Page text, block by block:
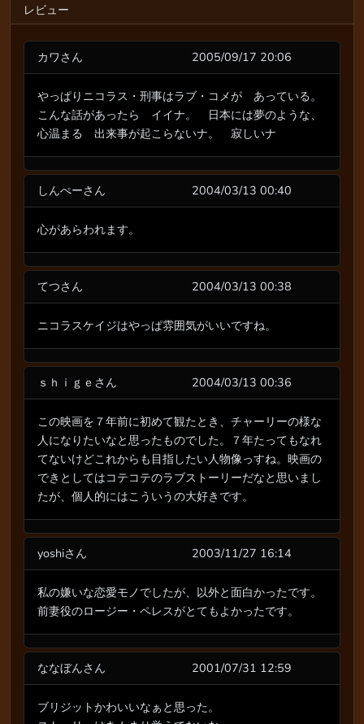
レビュー
カワさん 2005/09/17 20:06
やっぱりニコラス・刑事はラブ・コメが あっている。
こんな話があったら イイナ。 日本には夢のような、
心温まる 出来事が起こらないナ。 寂しいナ
しんぺーさん 2004/03/13 00:40
心があらわれます。
てつさん 2004/03/13 00:38
ニコラスケイジはやっぱ雰囲気がいいですね。
ｓｈｉｇｅさん 2004/03/13 00:36
この映画を７年前に初めて観たとき、チャーリーの様な
人になりたいなと思ったものでした。７年たってもなれ
てないけどこれからも目指したい人物像っすね。映画の
できとしてはコテコテのラブストーリーだなと思いまし
たが、個人的にはこういうの大好きです。
yoshiさん 2003/11/27 16:14
私の嫌いな恋愛モノでしたが、以外と面白かったです。
前妻役のロージー・ペレスがとてもよかったです。
ななぼんさん 2001/07/31 12:59
ブリジットかわいいなぁと思った。